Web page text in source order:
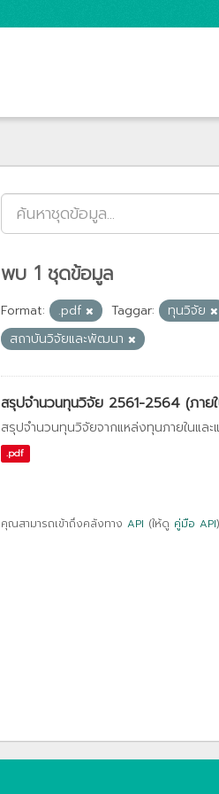
พบ 1 ชุดข้อมูล
Format: .pdf Taggar: ทุนวิจัย
สถาบันวิจัยและพัฒนา
สรุปจำนวนทุนวิจัย 2561-2564 (ภา
สรุปจำนวนทุนวิจัยจากแหล่งทุนภายในแล
.pdf
คุณสามารถเข้าถึงคลังทาง API (ให้ดู คู่มือ API